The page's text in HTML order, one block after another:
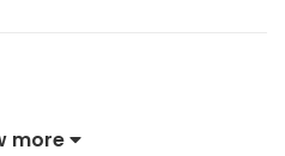
more